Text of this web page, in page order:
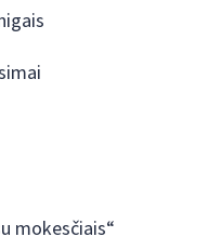
mokesčiais“